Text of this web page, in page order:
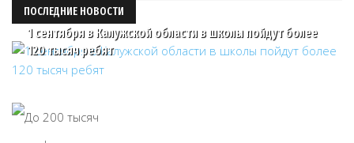
ПОСЛЕДНИЕ НОВОСТИ
1 сентября в Калужской области в школы пойдут более
120 тысяч ребят